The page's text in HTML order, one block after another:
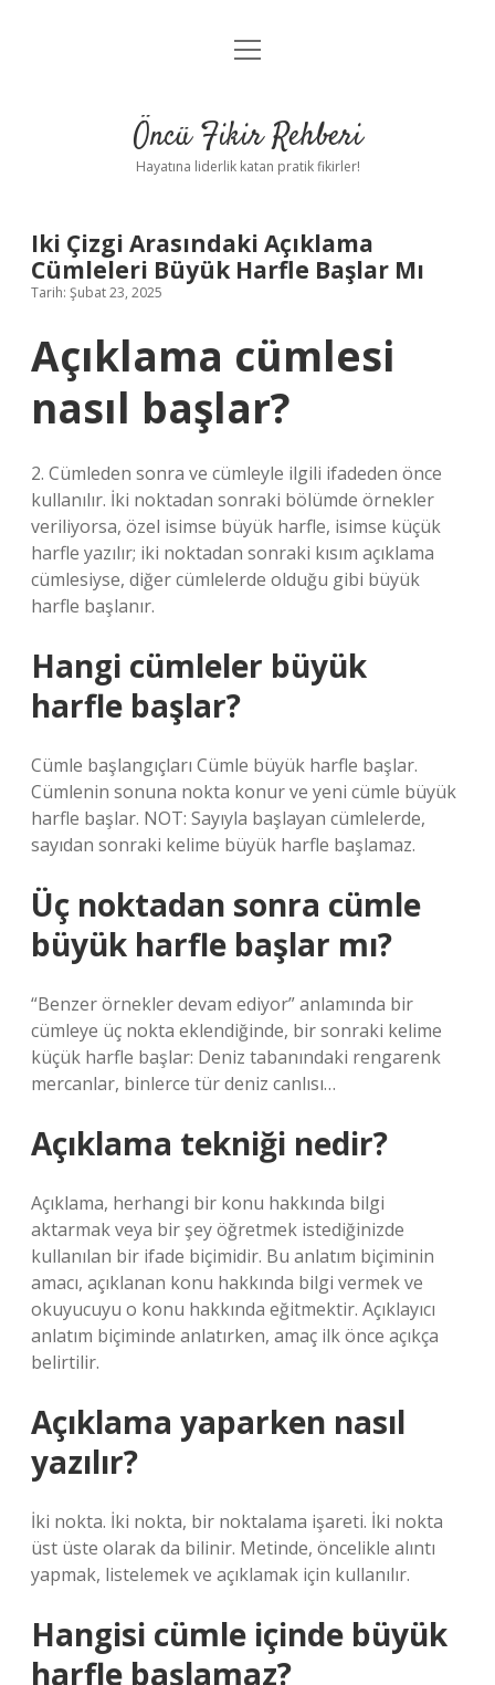
Anasayfa
Yasal Uyarı
menüyü
Öncü Fikir Rehberi
Hayatına liderlik katan pratik fikirler!
Iki Çizgi Arasındaki Açıklama
Cümleleri Büyük Harfle Başlar Mı
Tarih: Şubat 23, 2025
Açıklama cümlesi
nasıl başlar?
2. Cümleden sonra ve cümleyle ilgili ifadeden önce
kullanılır. İki noktadan sonraki bölümde örnekler
veriliyorsa, özel isimse büyük harfle, isimse küçük
harfle yazılır; iki noktadan sonraki kısım açıklama
cümlesiyse, diğer cümlelerde olduğu gibi büyük
harfle başlanır.
Hangi cümleler büyük
harfle başlar?
Cümle başlangıçları Cümle büyük harfle başlar.
Cümlenin sonuna nokta konur ve yeni cümle büyük
harfle başlar. NOT: Sayıyla başlayan cümlelerde,
sayıdan sonraki kelime büyük harfle başlamaz.
Üç noktadan sonra cümle
büyük harfle başlar mı?
“Benzer örnekler devam ediyor” anlamında bir
cümleye üç nokta eklendiğinde, bir sonraki kelime
küçük harfle başlar: Deniz tabanındaki rengarenk
mercanlar, binlerce tür deniz canlısı…
Açıklama tekniği nedir?
Açıklama, herhangi bir konu hakkında bilgi
aktarmak veya bir şey öğretmek istediğinizde
kullanılan bir ifade biçimidir. Bu anlatım biçiminin
amacı, açıklanan konu hakkında bilgi vermek ve
okuyucuyu o konu hakkında eğitmektir. Açıklayıcı
anlatım biçiminde anlatırken, amaç ilk önce açıkça
belirtilir.
Açıklama yaparken nasıl
yazılır?
İki nokta. İki nokta, bir noktalama işareti. İki nokta
üst üste olarak da bilinir. Metinde, öncelikle alıntı
yapmak, listelemek ve açıklamak için kullanılır.
Hangisi cümle içinde büyük
harfle başlamaz?